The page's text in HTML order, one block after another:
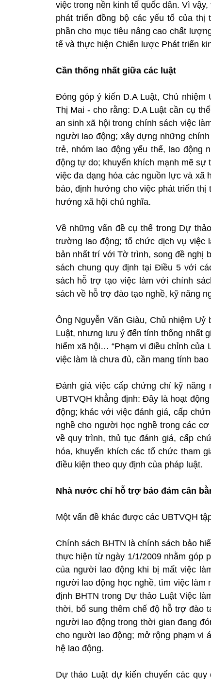
việc trong nền kinh tế quốc dân. Vì
phát triển đồng bộ các yếu tố của
phần cho mục tiêu nâng cao chất
tế và thực hiện Chiến lược Phát triển
Cần thống nhất giữa các luật
Đóng góp ý kiến D.A Luật, Chủ
Thị Mai - cho rằng: D.A Luật cần cụ
an sinh xã hội trong chính sách việc
người lao động; xây dựng những
trẻ, nhóm lao động yếu thế, lao động
động tự do; khuyến khích mạnh mẽ sự
việc đa dạng hóa các nguồn lực và xã
báo, định hướng cho việc phát triển
hướng xã hội chủ nghĩa.
Về những vấn đề cụ thể trong Dự
trường lao động; tổ chức dịch vụ việc
bản nhất trí với Tờ trình, song đề nghị
sách chung quy định tại Điều 5 với
sách hỗ trợ tạo việc làm với chính
sách về hỗ trợ đào tạo nghề, kỹ năng
Ông Nguyễn Văn Giàu, Chủ nhiệm
Luật, nhưng lưu ý đến tính thống nhất
hiểm xã hội… “Phạm vi điều chỉnh của
việc làm là chưa đủ, cần mang tính
Đánh giá việc cấp chứng chỉ kỹ
UBTVQH khẳng định: Đây là hoạt
động; khác với việc đánh giá, cấp
nghề cho người học nghề trong các
về quy trình, thủ tục đánh giá, cấp
hóa, khuyến khích các tổ chức tham
điều kiện theo quy định của pháp luật.
Nhà nước chỉ hỗ trợ bảo đảm cân
Một vấn đề khác được các UBTVQH
Chính sách BHTN là chính sách bảo
thực hiện từ ngày 1/1/2009 nhằm góp
của người lao động khi bị mất việc
người lao động học nghề, tìm việc
định BHTN trong Dự thảo Luật Việc
thời, bổ sung thêm chế độ hỗ trợ đào
người lao động trong thời gian đang
cho người lao động; mở rộng phạm vi
hệ lao động.
Dự thảo Luật dự kiến chuyển các